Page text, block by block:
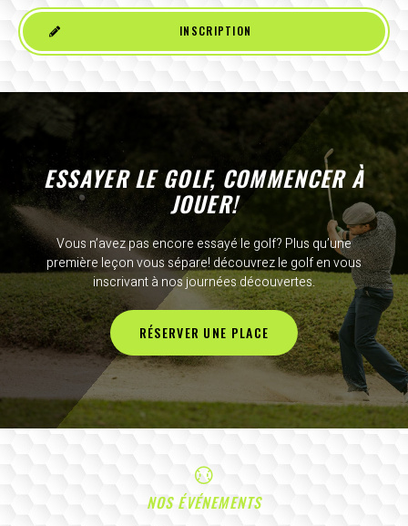
INSCRIPTION
ESSAYER LE GOLF, COMMENCER À
JOUER!
Vous n’avez pas encore essayé le golf? Plus qu’une
première leçon vous sépare! découvrez le golf en vous
inscrivant à nos journées découvertes.
RÉSERVER UNE PLACE
NOS ÉVÉNEMENTS